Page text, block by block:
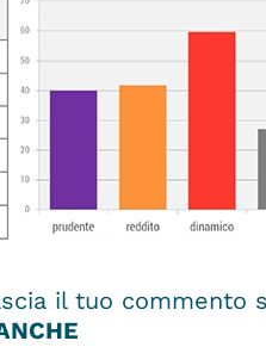
il tuo commento